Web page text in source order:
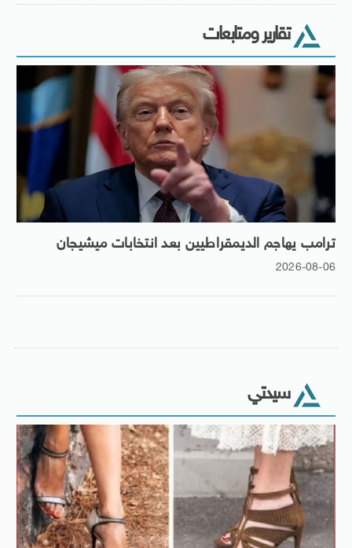
تقارير ومتابعات
ترامب يهاجم الديمقراطيين بعد انتخابات ميشيجان
2026-08-06
سيدتي